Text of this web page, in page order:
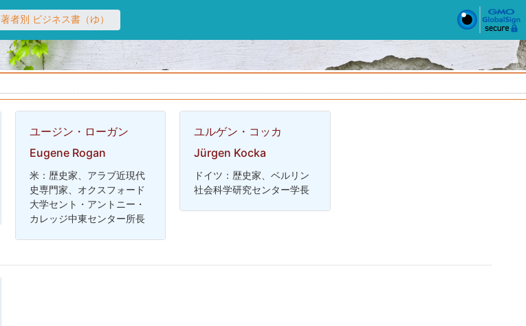
著者別 ビジネス書（ゆ）
ユージン・ローガン
Eugene Rogan
米：歴史家、アラブ近現代
史専門家、オクスフォード
大学セント・アントニー・
カレッジ中東センター所長
ユルゲン・コッカ
Jürgen Kocka
ドイツ：歴史家、ベルリン
社会科学研究センター学長